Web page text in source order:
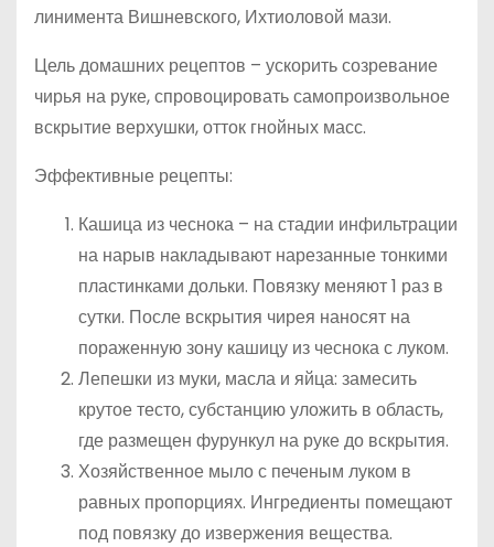
линимента Вишневского, Ихтиоловой мази.
Цель домашних рецептов – ускорить созревание
чирья на руке, спровоцировать самопроизвольное
вскрытие верхушки, отток гнойных масс.
Эффективные рецепты:
Кашица из чеснока – на стадии инфильтрации
на нарыв накладывают нарезанные тонкими
пластинками дольки. Повязку меняют 1 раз в
сутки. После вскрытия чирея наносят на
пораженную зону кашицу из чеснока с луком.
Лепешки из муки, масла и яйца: замесить
крутое тесто, субстанцию уложить в область,
где размещен фурункул на руке до вскрытия.
Хозяйственное мыло с печеным луком в
равных пропорциях. Ингредиенты помещают
под повязку до извержения вещества.